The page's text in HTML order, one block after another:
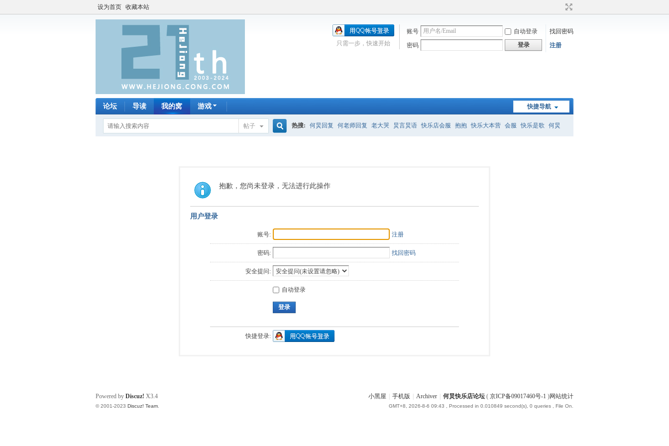
设为首页 收藏本站
账号 自动登录
找回密码
密码
登录 注册
只需一步，快速开始
快捷导航
论坛 导读 我的窝 游戏
帖子
索
热搜: 何炅回复 何老师回复 老大哭 炅言炅语 快乐店会服 抱抱 快乐大本营 会服 快乐是歌 何炅
抱歉，您尚未登录，无法进行此操作
用户登录
账号: 注册
密码: 找回密码
安全提问:
自动登录
登录
快捷登录:
小黑屋 手机版 Archiver 何炅快乐店论坛 ( 京ICP备09017460号-1 )网站统计
GMT+8, 2026-8-6 09:43 , Processed in 0.010849 second(s), 0 queries , File On.
Powered by Discuz! X3.4
© 2001-2023 Discuz! Team